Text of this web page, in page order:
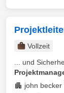
Vollzeit
... und
john becker